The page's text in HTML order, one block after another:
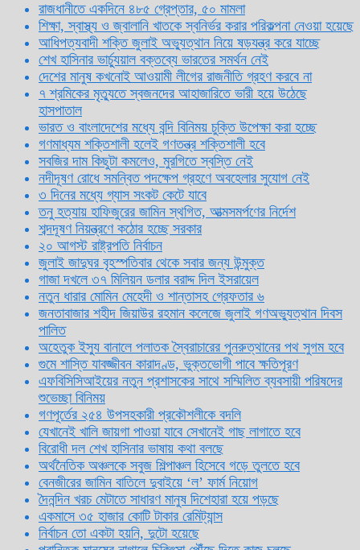
রাজধানীতে একদিনে ৪৮৫ গ্রেপ্তার, ৫০ মামলা
শিক্ষা, স্বাস্থ্য ও জ্বালানি খাতকে স্বনির্ভর করার পরিকল্পনা নেওয়া হয়েছে
আধিপত্যবাদী শক্তি জুলাই অভ্যুত্থান নিয়ে ষড়যন্ত্র করে যাচ্ছে
শেখ হাসিনার ভার্চ্যুয়াল বক্তব্যে ভারতের সমর্থন নেই
দেশের মানুষ কখনোই আওয়ামী লীগের রাজনীতি গ্রহণ করবে না
৭ শ্রমিকের মৃত্যুতে স্বজনদের আহাজারিতে ভারী হয়ে উঠেছে
হাসপাতাল
ভারত ও বাংলাদেশের মধ্যে বন্দি বিনিময় চুক্তি উপেক্ষা করা হচ্ছে
গণমাধ্যম শক্তিশালী হলেই গণতন্ত্র শক্তিশালী হবে
সবজির দাম কিছুটা কমলেও, মুরগিতে স্বস্তি নেই
নদীদূষণ রোধে সমন্বিত পদক্ষেপ গ্রহণে অবহেলার সুযোগ নেই
৩ দিনের মধ্যে গ্যাস সংকট কেটে যাবে
তনু হত্যায় হাফিজুরের জামিন স্থগিত, আত্মসমর্পণের নির্দেশ
শব্দদূষণ নিয়ন্ত্রণে কঠোর হচ্ছে সরকার
২০ আগস্ট রাষ্ট্রপতি নির্বাচন
জুলাই জাদুঘর বৃহস্পতিবার থেকে সবার জন্য উন্মুক্ত
গাজা দখলে ৩৭ মিলিয়ন ডলার বরাদ্দ দিল ইসরায়েল
নতুন ধারার মোমিন মেহেদী ও শান্তাসহ গ্রেফতার ৬
জনতাবাজার শহীদ জিয়াউর রহমান কলেজে জুলাই গণঅভ্যুত্থান দিবস
পালিত
অহেতুক ইস্যু বানালে পলাতক স্বৈরাচারের পুনরুত্থানের পথ সুগম হবে
গুমে শাস্তি যাবজ্জীবন কারাদণ্ড, ভুক্তভোগী পাবে ক্ষতিপূরণ
এফবিসিসিআইয়ের নতুন প্রশাসকের সাথে সম্মিলিত ব্যবসায়ী পরিষদের
শুভেচ্ছা বিনিময়
গণপূর্তের ২৫৪ উপসহকারী প্রকৌশলীকে বদলি
যেখানেই খালি জায়গা পাওয়া যাবে সেখানেই গাছ লাগাতে হবে
বিরোধী দল শেখ হাসিনার ভাষায় কথা বলছে
অর্থনৈতিক অঞ্চলকে সবুজ শিল্পাঞ্চল হিসেবে গড়ে তুলতে হবে
বেনজীরের জামিন বাতিলে দুবাইয়ে ‌‘ল’ ফার্ম নিয়োগ
দৈনন্দিন খরচ মেটাতে সাধারণ মানুষ দিশেহারা হয়ে পড়ছে
একমাসে ৩৫ হাজার কোটি টাকার রেমিট্যান্স
নির্বাচন তো একটা হয়নি, দুটো হয়েছে